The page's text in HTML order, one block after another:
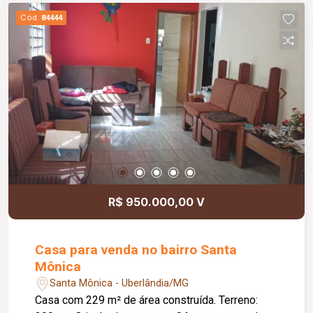
Cód. 84444
R$ 950.000,00 V
Casa para venda no bairro Santa
Mônica
Santa Mônica - Uberlândia/MG
Casa com 229 m² de área construída. Terreno: